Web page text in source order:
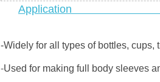
Application
-Widely for all types of bottles, cups,
-Used for making full body sleeves